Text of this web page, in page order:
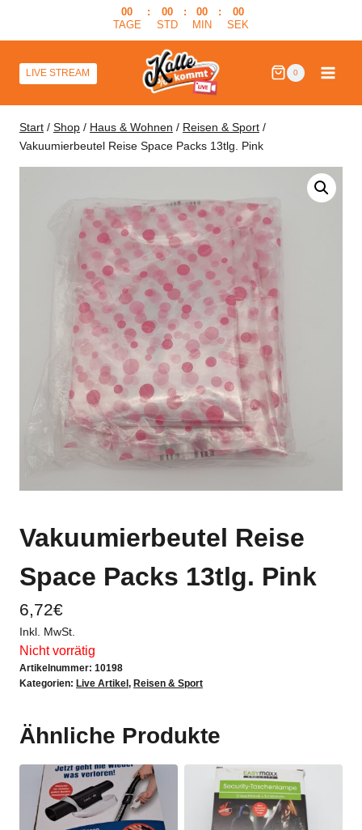
00
TAGE
:
00
STD
:
00
MIN
:
00
SEK
LIVE STREAM 0
Start / Shop / Haus & Wohnen / Reisen & Sport /
Vakuumierbeutel Reise Space Packs 13tlg. Pink
Vakuumierbeutel Reise
Space Packs 13tlg. Pink
6,72€
Inkl. MwSt.
Nicht vorrätig
Artikelnummer: 10198
Kategorien: Live Artikel , Reisen & Sport
Ähnliche Produkte